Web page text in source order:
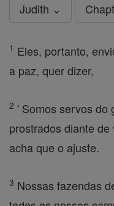
Judith ⌄
1 Eles, portanto,
a paz, quer dizer,
2 ' Somos servos do
prostrados diante
acha que o ajuste.
3 Nossas fazendas